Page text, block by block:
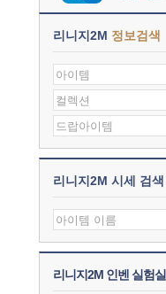
리니지2M 정보검색
리니지2M 시세 검색
리니지2M 인벤 실험실